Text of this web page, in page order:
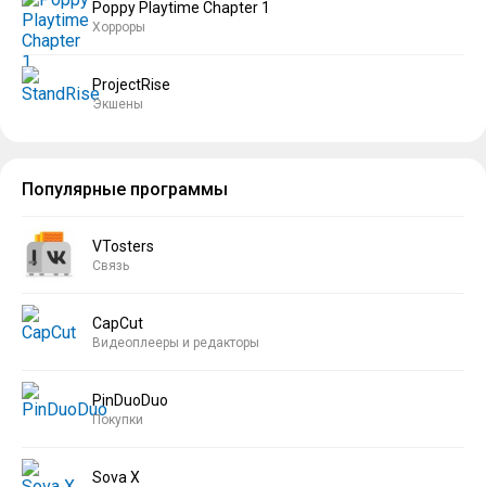
Poppy Playtime Chapter 1
Хорроры
ProjectRise
Экшены
Популярные программы
VTosters
Связь
CapCut
Видеоплееры и редакторы
PinDuoDuo
Покупки
Sova X